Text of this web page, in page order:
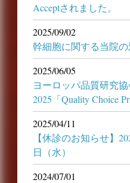
Acceptされました。
2025/09/02
幹細胞に関する当院
2025/06/05
ヨーロッパ品質研究協
2025「Quality Choice
2025/04/11
【休診のお知らせ】
日（水）
2024/07/01